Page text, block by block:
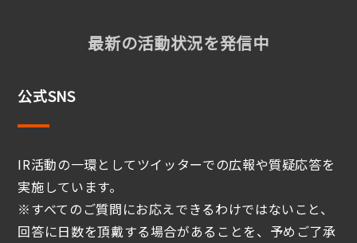
最新の活動状況を発信中
公式SNS
IR活動の一環としてツイッターでの広報や質疑応答を
実施しています。
※すべてのご質問にお応えできるわけではないこと、
回答に日数を頂戴する場合があることを、予めご了承